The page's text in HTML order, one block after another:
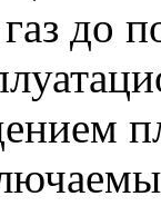
до